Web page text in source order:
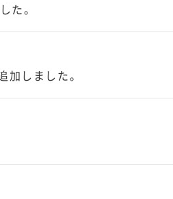
た。
しました。